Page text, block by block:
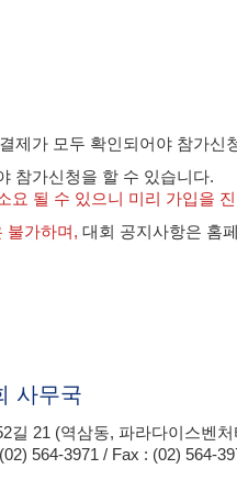
제가 모두 확인되어야 참가신
참가신청을 할 수 있습니다.
요 될 수 있으니 미리 가입을
불가하며, 대회 공지사항은 홈
사무국
길 21 (역삼동, 파라다이스벤
564-3971 / Fax : (02) 564-